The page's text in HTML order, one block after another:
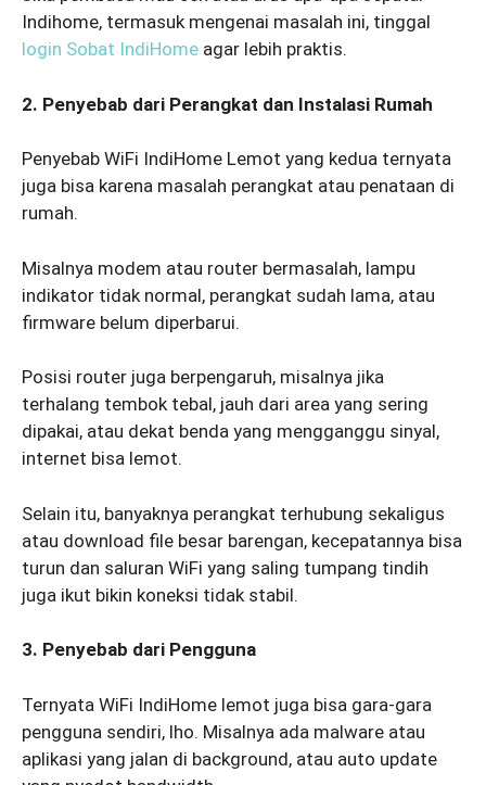
Indihome, termasuk mengenai masalah ini, tinggal
login Sobat IndiHome agar lebih praktis.
2. Penyebab dari Perangkat dan Instalasi Rumah
Penyebab WiFi IndiHome Lemot yang kedua ternyata
juga bisa karena masalah perangkat atau penataan di
rumah.
Misalnya modem atau router bermasalah, lampu
indikator tidak normal, perangkat sudah lama, atau
firmware belum diperbarui.
Posisi router juga berpengaruh, misalnya jika
terhalang tembok tebal, jauh dari area yang sering
dipakai, atau dekat benda yang mengganggu sinyal,
internet bisa lemot.
Selain itu, banyaknya perangkat terhubung sekaligus
atau download file besar barengan, kecepatannya bisa
turun dan saluran WiFi yang saling tumpang tindih
juga ikut bikin koneksi tidak stabil.
3. Penyebab dari Pengguna
Ternyata WiFi IndiHome lemot juga bisa gara-gara
pengguna sendiri, lho. Misalnya ada malware atau
aplikasi yang jalan di background, atau auto update